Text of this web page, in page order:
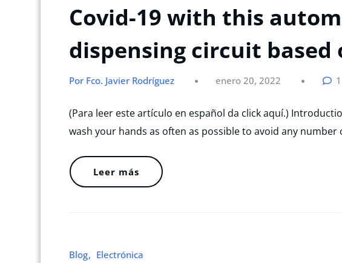
Covid-19 with this
dispensing circuit based
Por Fco. Javier Rodríguez enero 20, 2022 1
(Para leer este artículo en español da click aquí.)
wash your hands as often as possible to avoid any number
Leer más
Blog Electrónica